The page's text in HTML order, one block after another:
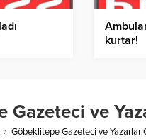
kurtar!
Gazeteci ve
Göbeklitepe Gazeteci ve Yazarlar